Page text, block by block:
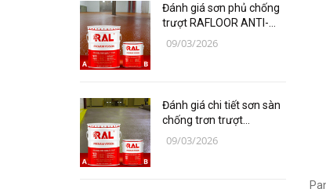
Thiết bị bảo hộ lao động
Thiết bị đo Mitutoyo
Dụng Cụ Ngành Hàng Không
Thiết Bị Niika
Đánh giá sơn phủ chống
trượt RAFLOOR ANTI-
SLIP (PU) B17-1 RAL
09/03/2026
Đánh giá chi tiết sơn sàn
chống trơn trượt
RAFLOOR ANTI-SLIP B17
09/03/2026